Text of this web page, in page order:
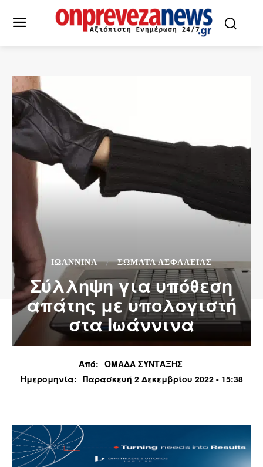
ΙΩΑΝΝΙΝΑ ΣΩΜΑΤΑ ΑΣΦΑΛΕΙΑΣ
Σύλληψη για υπόθεση
απάτης με υπολογιστή
στα Ιωάννινα
Από: ΟΜΑΔΑ ΣΥΝΤΑΞΗΣ
Ημερομηνία: Παρασκευή 2 Δεκεμβρίου 2022 - 15:38